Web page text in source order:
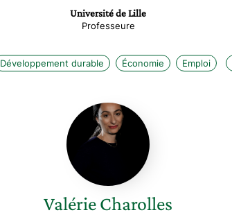
Université de Lille
Professeure
Développement durable Économie Emploi
Valérie
Charolles
ValérieCharolles